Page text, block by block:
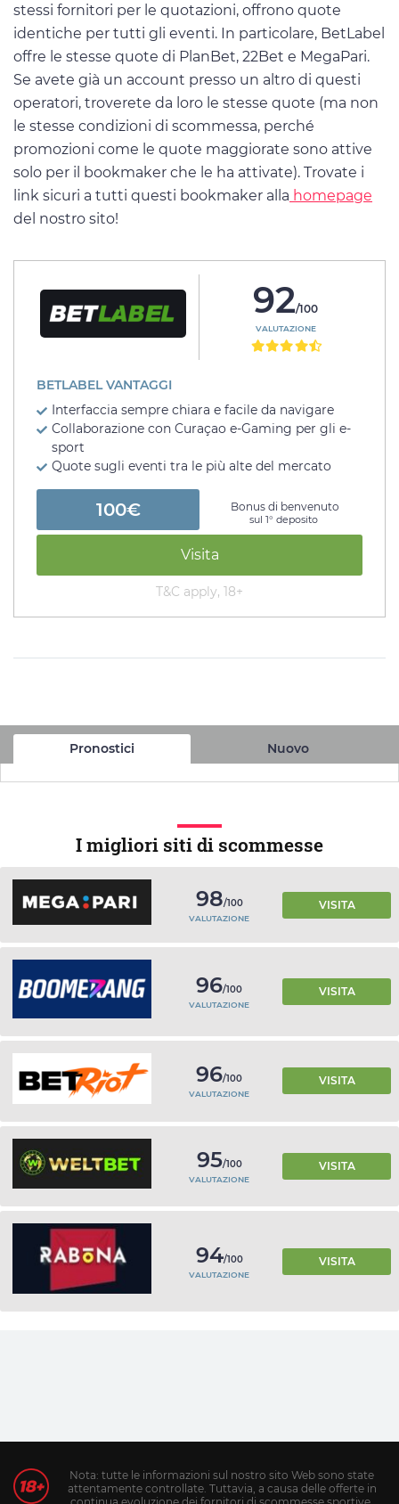
stessi fornitori per le quotazioni, offrono quote
identiche per tutti gli eventi. In particolare, BetLabel
offre le stesse quote di PlanBet, 22Bet e MegaPari.
Se avete già un account presso un altro di questi
operatori, troverete da loro le stesse quote (ma non
le stesse condizioni di scommessa, perché
promozioni come le quote maggiorate sono attive
solo per il bookmaker che le ha attivate). Trovate i
link sicuri a tutti questi bookmaker alla homepage
del nostro sito!
92/100
VALUTAZIONE
BETLABEL VANTAGGI
Interfaccia sempre chiara e facile da navigare
Collaborazione con Curaçao e-Gaming per gli e-
sport
Quote sugli eventi tra le più alte del mercato
100€ Bonus di benvenuto
sul 1° deposito
Visita
T&C apply, 18+
Pronostici Nuovo
I migliori siti di scommesse
98/100
VALUTAZIONE
VISITA
96/100
VALUTAZIONE
VISITA
96/100
VALUTAZIONE
VISITA
95/100
VALUTAZIONE
VISITA
94/100
VALUTAZIONE
VISITA
Nota: tutte le informazioni sul nostro sito Web sono state
attentamente controllate. Tuttavia, a causa delle offerte in